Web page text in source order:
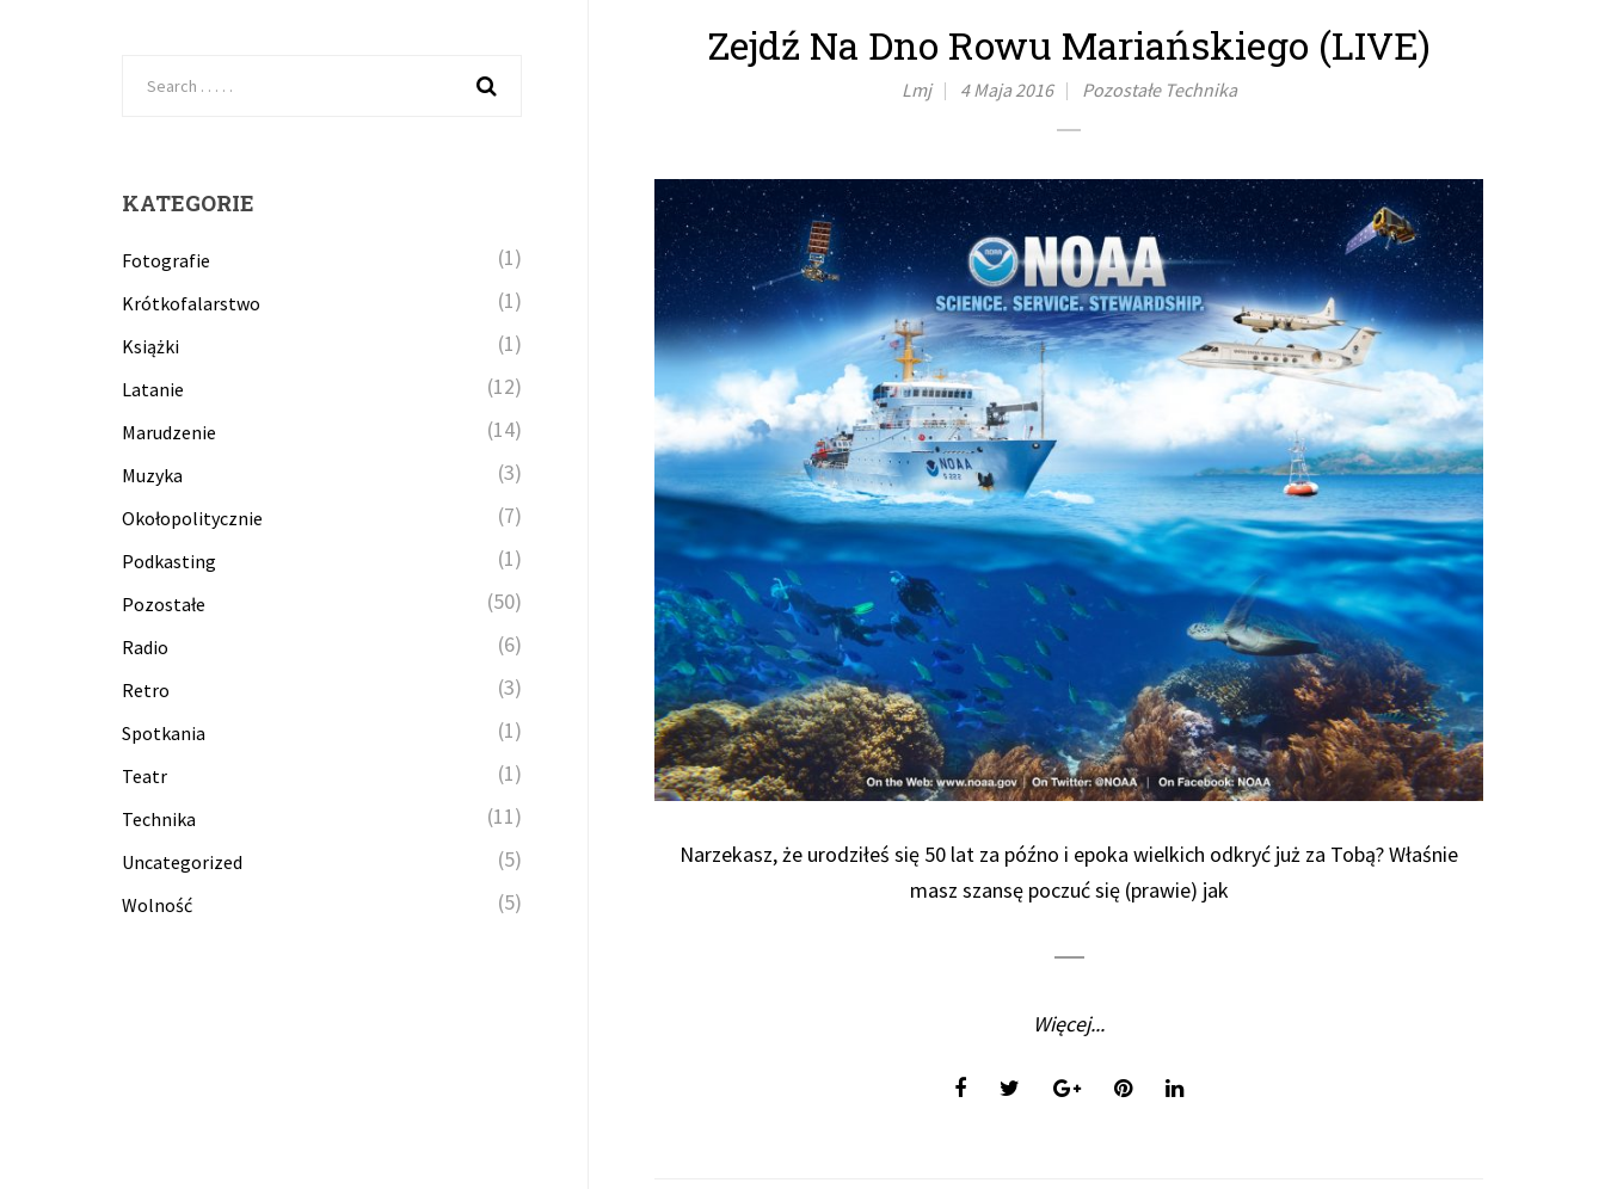
Zejdź Na Dno Rowu Mariańskiego (LIVE)
Lmj 4 Maja 2016 Pozostałe Technika
Narzekasz, że urodziłeś się 50 lat za późno i epoka wielkich odkryć już za Tobą? Właśnie
masz szansę poczuć się (prawie) jak
Więcej...
KATEGORIE
Fotografie (1)
Krótkofalarstwo (1)
Książki (1)
Latanie (12)
Marudzenie (14)
Muzyka (3)
Okołopolitycznie (7)
Podkasting (1)
Pozostałe (50)
Radio (6)
Retro (3)
Spotkania (1)
Teatr (1)
Technika (11)
Uncategorized (5)
Wolność (5)